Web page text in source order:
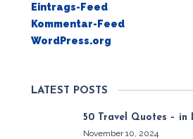
Eintrags-Feed
Kommentar-Feed
WordPress.org
LATEST POSTS
50 Travel Quotes – in
November 10, 2024